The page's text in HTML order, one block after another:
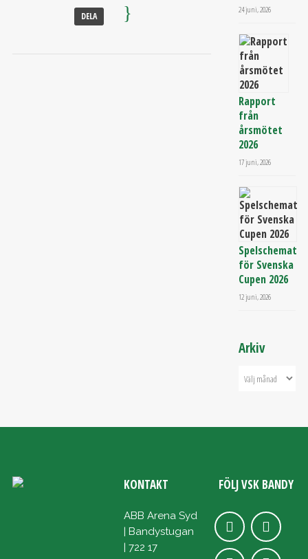
DELA
24 juni, 2026
Rapport
från
årsmötet
2026
17 juni, 2026
Spelschemat
för Svenska
Cupen 2026
12 juni, 2026
Arkiv
KONTAKT
ABB Arena Syd
| Bandystugan
| 722 17
FÖLJ VSK BANDY